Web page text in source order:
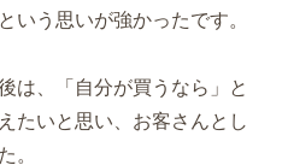
いう思いが強かったです。
は、「自分が買うなら」と
たいと思い、お客さんとし
。